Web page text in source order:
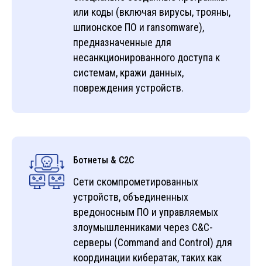
или коды (включая вирусы, трояны,
шпионское ПО и ransomware),
предназначенные для
несанкционированного доступа к
системам, кражи данных,
повреждения устройств.
Ботнеты & C2C
Сети скомпрометированных
устройств, объединенных
вредоносным ПО и управляемых
злоумышленниками через C&C-
серверы (Command and Control) для
координации кибератак, таких как